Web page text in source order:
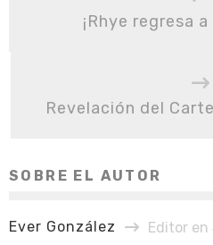
¡Rhye regresa
Revelación del
SOBRE EL AUTOR
Ever González Editor